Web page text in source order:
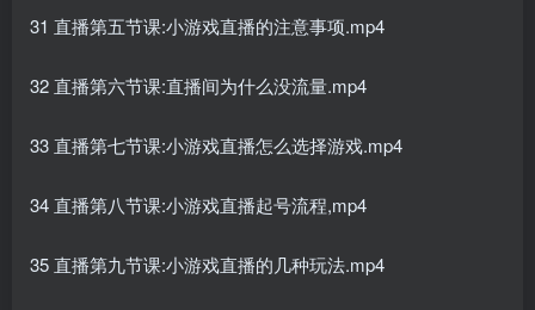
31 直播第五节课:小游戏直播的注意事项.mp4
32 直播第六节课:直播间为什么没流量.mp4
33 直播第七节课:小游戏直播怎么选择游戏.mp4
34 直播第八节课:小游戏直播起号流程,mp4
35 直播第九节课:小游戏直播的几种玩法.mp4